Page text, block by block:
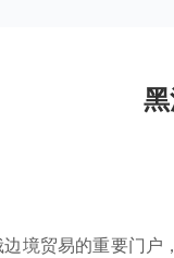
境贸易的重要门户